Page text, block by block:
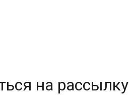
на рассылку